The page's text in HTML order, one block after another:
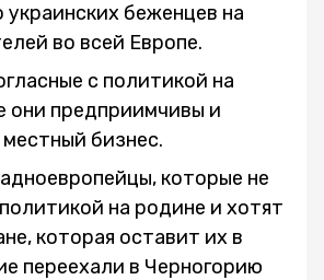
украинских беженцев на
во всей Европе.
с политикой на
они предприимчивы и
бизнес.
которые не
на родине и хотят
которая оставит их в
переехали в Черногорию